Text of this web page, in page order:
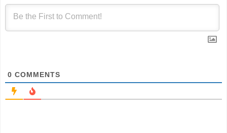
0 COMMENTS